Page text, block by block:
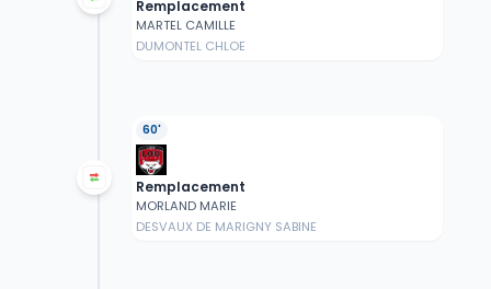
Remplacement
MARTEL CAMILLE
DUMONTEL CHLOE
60'
Remplacement
MORLAND MARIE
DESVAUX DE MARIGNY SABINE